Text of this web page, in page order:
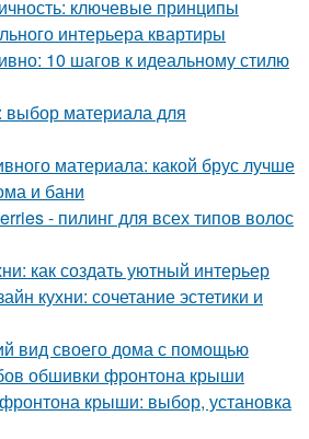
ключевые принципы
интерьера квартиры
10 шагов к идеальному стилю
материала для
материала: какой брус лучше
и бани
- пилинг для всех типов волос
как создать уютный интерьер
кухни: сочетание эстетики и
вид своего дома с помощью
обшивки фронтона крыши
крыши: выбор, установка